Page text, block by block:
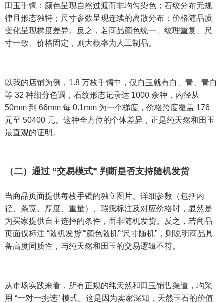
田玉手镯：颜色呈现自然过渡而非均匀染色；石纹分布无规
律且形态独特；尺寸参数呈现连续的离散分布；价格随品质
变化呈现梯度差异。反之，若商品颜色统一、纹理重复、尺
寸一致、价格固定，则大概率为人工制品。
以我的店铺为例，1.8 万枚手镯中，仅白玉就有白、青、青白
等 32 种细分色调，石纹形态记录达 1000 余种，内径从
50mm 到 66mm 每 0.1mm 为一个梯度，价格跨度覆盖 176
元至 50400 元。这种全方位的个体差异，正是纯天然和田玉
最直观的证明。
（二）通过 “交易模式” 判断是否支持随机发货
当商品页面提供每枚手镯的独立图片、详细参数（包括内
径、条宽、厚度、重量）、瑕疵标注及对应价格时，显然是
为买家提供自主选择的条件，而非随机发货。反之，若商品
页面仅标注 “随机发货”“颜色随机”“尺寸随机”，则说明商品具
备高度同质性，与纯天然和田玉的交易逻辑不符。
从市场实践来看，所有正规的纯天然和田玉销售渠道，均采
用 “一对一挑选” 模式。这是因为卖家深知，天然玉石的价值